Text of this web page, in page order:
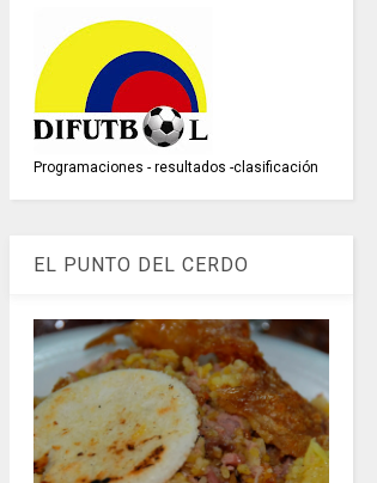
Programaciones - resultados -clasificación
EL PUNTO DEL CERDO